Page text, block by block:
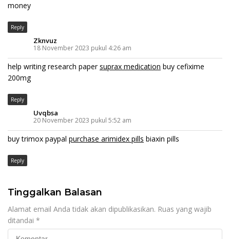
money
Reply
Zknvuz
18 November 2023 pukul 4:26 am
help writing research papersuprax medication buy cefixime
200mg
Reply
Uvqbsa
20 November 2023 pukul 5:52 am
buy trimox paypal purchase arimidex pills biaxin pills
Reply
Tinggalkan Balasan
Alamat email Anda tidak akan dipublikasikan. Ruas yang wajib
ditandai *